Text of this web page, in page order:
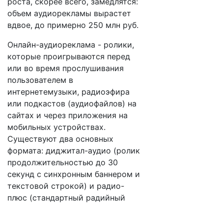
объем аудиорекламы вырастет
вдвое, до примерно 250 млн руб.
Онлайн-аудиореклама - ролики,
которые проигрываются перед
или во время прослушивания
пользователем в
интернетемузыки, радиоэфира
или подкастов (аудиофайлов) на
сайтах и через приложения на
мобильных устройствах.
Существуют два основных
формата: диджитал-аудио (ролик
продолжительностью до 30
секунд с синхронным баннером и
текстовой строкой) и радио-
плюс (стандартный радийный